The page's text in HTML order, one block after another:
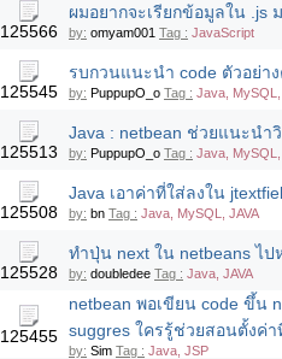
125566
ผมอยากจะเรียกข้อมูลใน .js
by: omyam001 Tag : JavaScript
125545
รบกวนแนะนำ code ตัวอย่า
by: PuppupO_o Tag : Java,
125513
Java : netbean ช่วยแนะนำ
by: PuppupO_o Tag : Java,
125508
Java เอาค่าที่ใส่ลงใน
by: bn Tag : Java, MySQL, JAVA
125528
ทำปุ่น next ใน netbeans ไ
by: doubledee Tag : Java, JAVA
125455
netbean พอเขียน code ขึ้น
suggres ใครรู้ช่วยสอนตั้งค่า
by: Sim Tag : Java, JSP